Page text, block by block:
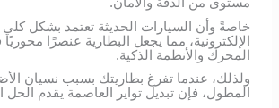
خاصةً وأن السيارات الحديثة تعتمد بشكل كلي
الإلكترونية، مما يجعل البطارية عنصرًا
المحرك والأنظمة الذكية.
ولذلك، عندما تفرغ بطاريتك بسبب نسيان
المطول، فإن تبديل تواير العاصمة يقدم الحل